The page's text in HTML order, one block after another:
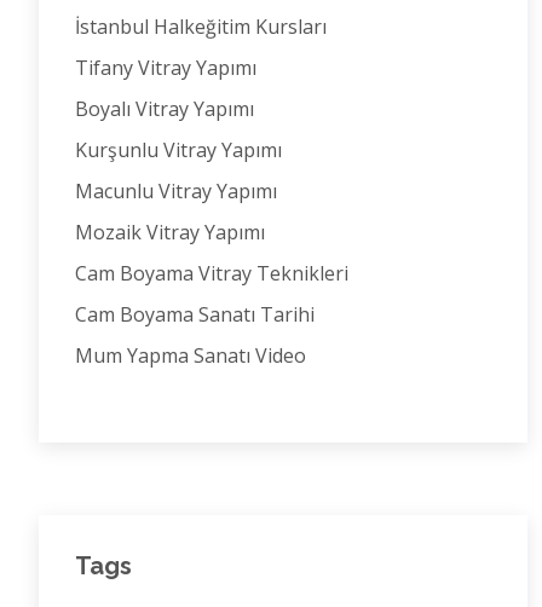
İstanbul Halkeğitim Kursları
Tifany Vitray Yapımı
Boyalı Vitray Yapımı
Kurşunlu Vitray Yapımı
Macunlu Vitray Yapımı
Mozaik Vitray Yapımı
Cam Boyama Vitray Teknikleri
Cam Boyama Sanatı Tarihi
Mum Yapma Sanatı Video
Tags